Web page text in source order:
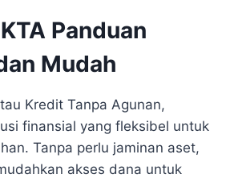
Panduan
Mudah
Kredit Tanpa Agunan,
finansial yang fleksibel untuk
Tanpa perlu jaminan aset,
akses dana untuk